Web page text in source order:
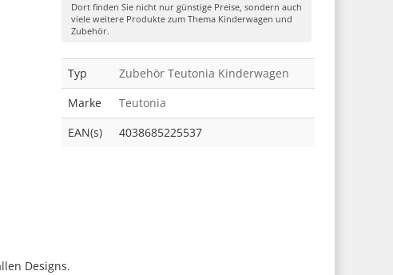
Dort finden Sie nicht nur günstige Preise, sondern auch
viele weitere Produkte zum Thema Kinderwagen und
Zubehör.
Typ
Zubehör Teutonia Kinderwagen
Marke
Teutonia
EAN(s)
4038685225537
Designs.